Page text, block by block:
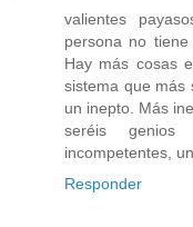
valientes
persona no
Hay más cosas
sistema que más
un inepto. Más
seréis
incompetentes,
Responder